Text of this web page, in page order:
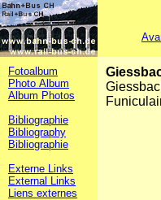
Fotoalbum
Photo Album
Album Photos
Bibliographie
Bibliography
Bibliographie
Externe Links
External Links
Liens externes